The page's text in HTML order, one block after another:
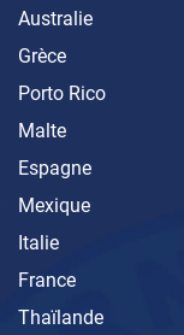
Australie
Grèce
Porto Rico
Malte
Espagne
Mexique
Italie
France
Thaïlande